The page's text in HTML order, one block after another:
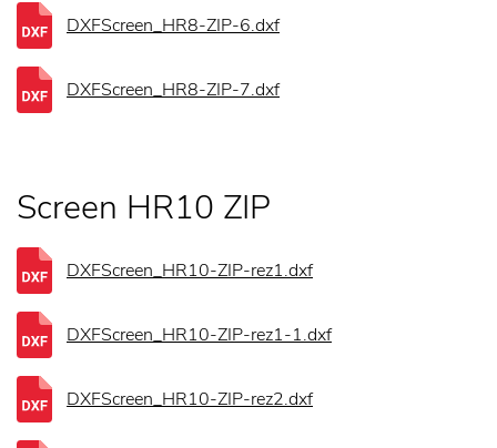
DXFScreen_HR8-ZIP-6.dxf
DXFScreen_HR8-ZIP-7.dxf
Screen HR10 ZIP
DXFScreen_HR10-ZIP-rez1.dxf
DXFScreen_HR10-ZIP-rez1-1.dxf
DXFScreen_HR10-ZIP-rez2.dxf